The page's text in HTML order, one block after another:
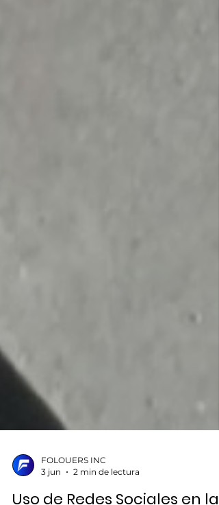
3 jun
2 min de lectura